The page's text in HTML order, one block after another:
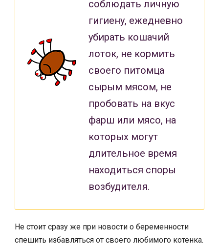
соблюдать личную
гигиену, ежедневно
убирать кошачий
лоток, не кормить
своего питомца
сырым мясом, не
пробовать на вкус
фарш или мясо, на
которых могут
длительное время
находиться споры
возбудителя.
Не стоит сразу же при новости о беременности
спешить избавляться от своего любимого котенка.